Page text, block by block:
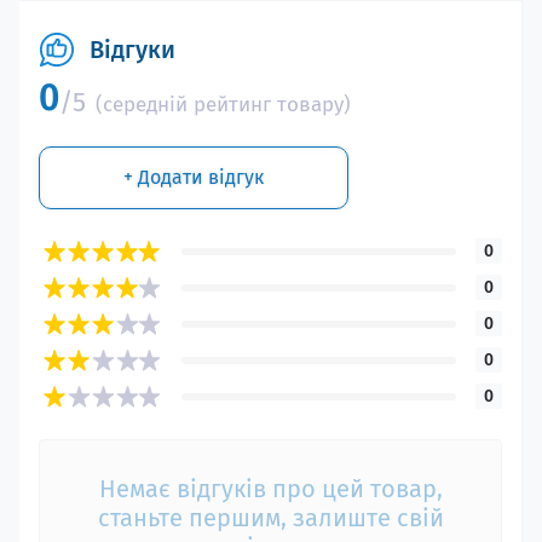
Відгуки
0/5 (середній рейтинг товару)
+ Додати відгук
0
0
0
0
0
Немає відгуків про цей товар,
станьте першим, залиште свій